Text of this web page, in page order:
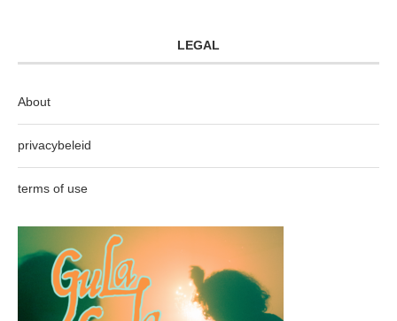
LEGAL
About
privacybeleid
terms of use